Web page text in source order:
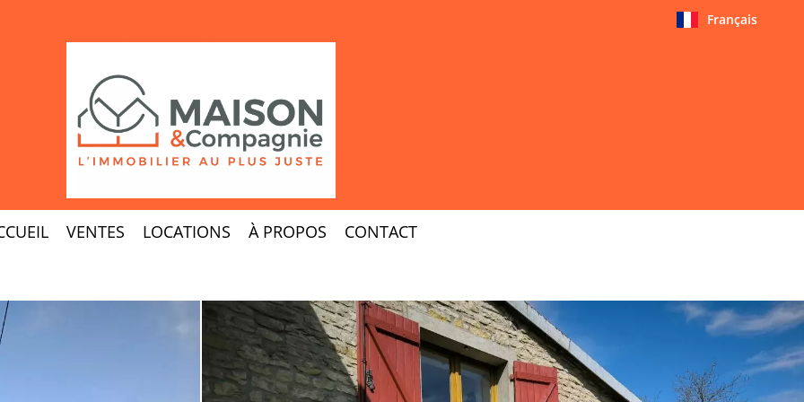
Français
VENTES LOCATIONS À PROPOS CONTACT